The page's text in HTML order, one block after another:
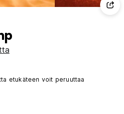
etukäteen voit peruuttaa